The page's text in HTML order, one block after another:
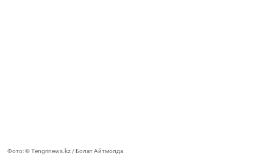
Фото: ©️ Tengrinews.kz / Болат Айтмолда